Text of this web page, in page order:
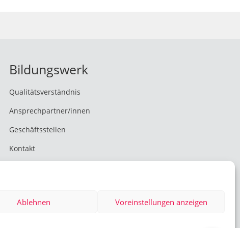
Ablehnen Voreinstellungen anzeigen
Bildungswerk
Qualitätsverständnis
Ansprechpartner/innen
Geschäftsstellen
Kontakt
helfe dir bei Fragen zu Seminaren,
Bildungsfreistellung. Wie kann ich dir
helfen?
Wie erfahre ich, ob meine Anmeldung